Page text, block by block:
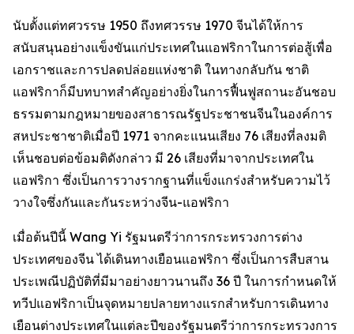
นับตั้งแต่ทศวรรษ 1950 ถึงทศวรรษ 1970 จีนได้ให้การ
สนับสนุนอย่างแข็งขันแก่ประเทศในแอฟริกาในการต่อสู้เพื่อ
เอกราชและการปลดปล่อยแห่งชาติ ในทางกลับกัน ชาติ
แอฟริกาก็มีบทบาทสำคัญอย่างยิ่งในการฟื้นฟูสถานะอันชอบ
ธรรมตามกฎหมายของสาธารณรัฐประชาชนจีนในองค์การ
สหประชาชาติเมื่อปี 1971 จากคะแนนเสียง 76 เสียงที่ลงมติ
เห็นชอบต่อข้อมติดังกล่าว มี 26 เสียงที่มาจากประเทศใน
แอฟริกา ซึ่งเป็นการวางรากฐานที่แข็งแกร่งสำหรับความไว้
วางใจซึ่งกันและกันระหว่างจีน-แอฟริกา
เมื่อต้นปีนี้ Wang Yi รัฐมนตรีว่าการกระทรวงการต่าง
ประเทศของจีน ได้เดินทางเยือนแอฟริกา ซึ่งเป็นการสืบสาน
ประเพณีปฏิบัติที่มีมาอย่างยาวนานถึง 36 ปี ในการกำหนดให้
ทวีปแอฟริกาเป็นจุดหมายปลายทางแรกสำหรับการเดินทาง
เยือนต่างประเทศในแต่ละปีของรัฐมนตรีว่าการกระทรวงการ